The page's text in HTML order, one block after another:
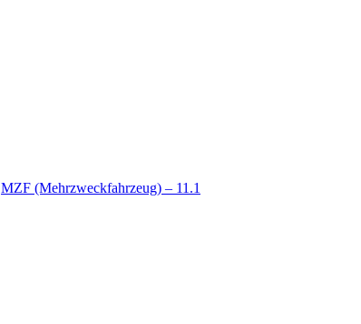
MZF (Mehrzweckfahrzeug) – 11.1